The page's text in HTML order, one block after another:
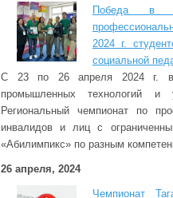
Победа в
2024 г.
социальной
С 23 по 26 апреля 2024 г. в
промышленных технологий и
Региональный чемпионат по
инвалидов и лиц с
«Абилимпикс» по разным
26 апреля, 2024
Чемпионат